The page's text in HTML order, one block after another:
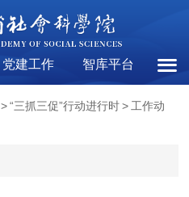
党建工作 智库平台
工作
> “三抓三促”行动进行时 > 工作动